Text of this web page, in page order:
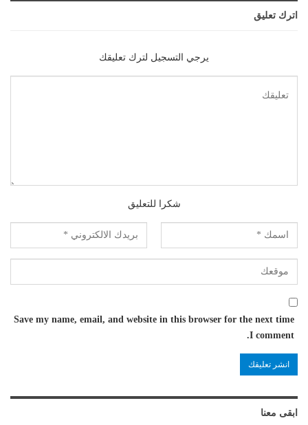
اترك تعليق
يرجي التسجيل لترك تعليقك
شكرا للتعليق
Save my name, email, and website in this browser for the next time
I comment.
ابقى معنا